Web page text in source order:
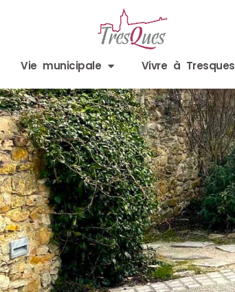
Vie municipale Vivre à Tresques